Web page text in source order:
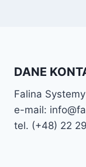
DANE
Falina
e-mail:
tel. (+48) 22